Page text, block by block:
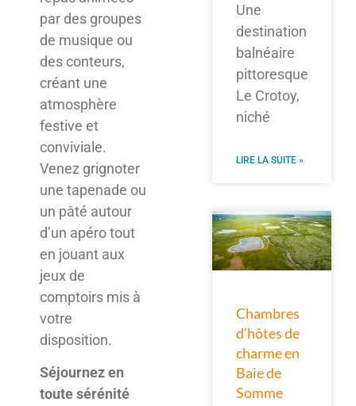
par des groupes
de musique ou
des conteurs,
créant une
atmosphère
festive et
conviviale.
Venez grignoter
une tapenade ou
un pâté autour
d’un apéro tout
en jouant aux
jeux de
comptoirs mis à
votre
disposition.
Séjournez en
toute sérénité
Une
destination
balnéaire
pittoresque
Le Crotoy,
niché
LIRE LA SUITE »
Chambres
d’hôtes de
charme en
Baie de
Somme